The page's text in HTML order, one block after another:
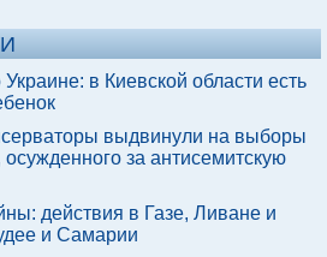
в Киевской области есть
выдвинули на выборы
за антисемитскую
действия в Газе, Ливане и
и Самарии